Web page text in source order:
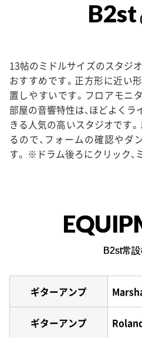
B2st
13帖のミドルサイズのスタジ
おすすめです。正方形に近い
置しやすいです。フロアモニ
部屋の音響特性は、ほどよくラ
きる人気の高いスタジオです
るので、フォームの確認やダ
す。 ※ドラム後ろにクリック、
B2st常
ギターアンプ
ギターアンプ